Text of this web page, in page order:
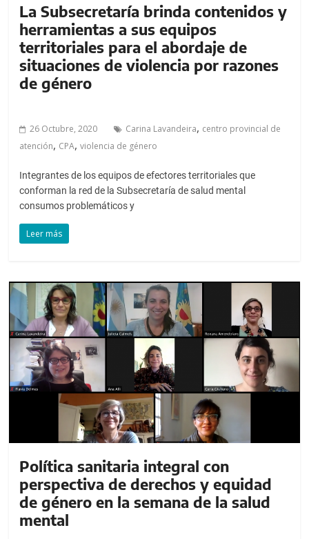
La Subsecretaría brinda contenidos y
herramientas a sus equipos
territoriales para el abordaje de
situaciones de violencia por razones
de género
26 Octubre, 2020 Carina Lavandeira, centro provincial de
atención, CPA,violencia de género
Integrantes de los equipos de efectores territoriales que
conforman la red de la Subsecretaría de salud mental
consumos problemáticos y
Leer más
Política sanitaria integral con
perspectiva de derechos y equidad
de género en la semana de la salud
mental